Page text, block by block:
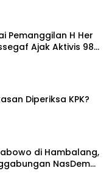
Pemanggilan H Her
Ajak Aktivis 98
Diperiksa KPK?
di Hambalang,
NasDem